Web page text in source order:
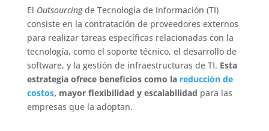
El Outsourcingde Tecnología de Información (TI)
consiste en la contratación de proveedores externos
para realizar tareas específicas relacionadas con la
tecnología, como el soporte técnico, el desarrollo de
software, y la gestión de infraestructuras de TI. Esta
estrategia ofrece beneficios como la reducción de
costos, mayor flexibilidad y escalabilidad para las
empresas que la adoptan.